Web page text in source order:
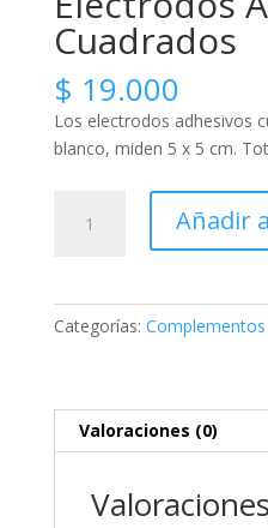
Cuadrados
$ 19.000
Los electrodos adhesivos
blanco, miden 5 x 5 cm.
Adhesivos
Añadir
Categorías:
Valoraciones (0)
Valoraciones